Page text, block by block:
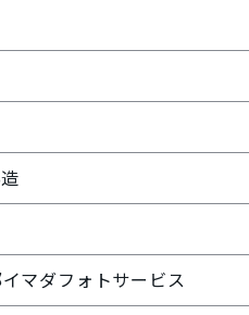
マダフォトサービス